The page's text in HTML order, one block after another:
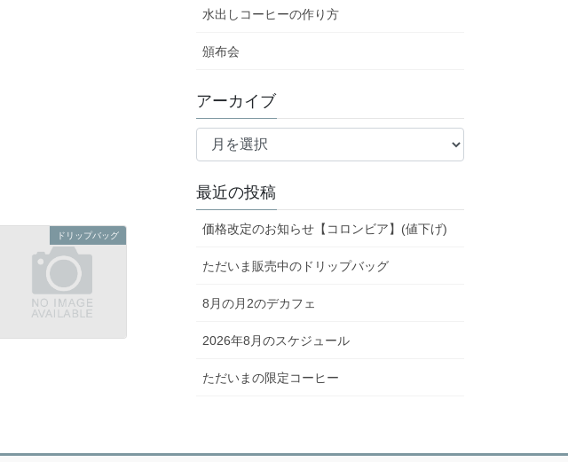
ドリップバッグ
水出しコーヒーの作り方
頒布会
アーカイブ
ア
イ
ブ
最近の投稿
価格改定のお知らせ【コロンビア】(値下げ)
ただいま販売中のドリップバッグ
8月の月2のデカフェ
2026年8月のスケジュール
ただいまの限定コーヒー